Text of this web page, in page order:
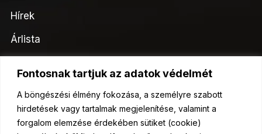
Fontosnak tartjuk az adatok védelmét
A böngészési élmény fokozása, a személyre szabott
hirdetések vagy tartalmak megjelenítése, valamint a
forgalom elemzése érdekében sütiket (cookie)
Hírek
Árlista
Kérjen ajánlatot tőlünk!
Ajánlatkérés